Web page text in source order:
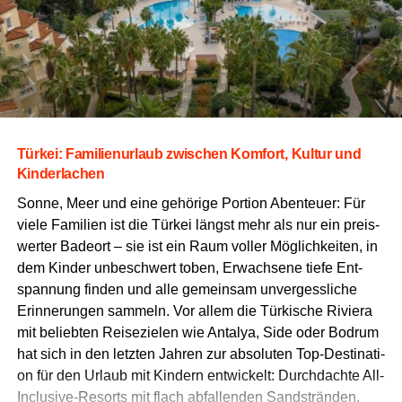
Tür­kei: Fami­li­en­ur­laub zwi­schen Kom­fort, Kul­tur und
Kinderlachen
Son­ne, Meer und eine gehö­ri­ge Por­ti­on Aben­teu­er: Für
vie­le Fami­li­en ist die Tür­kei längst mehr als nur ein preis­
wer­ter Bade­ort – sie ist ein Raum vol­ler Mög­lich­kei­ten, in
dem Kin­der unbe­schwert toben, Erwach­se­ne tie­fe Ent­
span­nung fin­den und alle gemein­sam unver­gess­li­che
Erin­ne­run­gen sam­meln. Vor allem die Tür­ki­sche Rivie­ra
mit belieb­ten Rei­se­zie­len wie Anta­lya, Side oder Bodrum
hat sich in den letz­ten Jah­ren zur abso­lu­ten Top-Desti­na­ti­
on für den Urlaub mit Kin­dern ent­wi­ckelt: Durch­dach­te All-
Inclu­si­ve-Resorts mit flach abfal­len­den Sand­strän­den,